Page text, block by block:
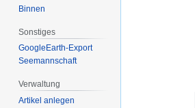
Binnen
Sonstiges
GoogleEarth-Export
Seemannschaft
Verwaltung
Artikel anlegen